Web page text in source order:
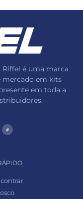
é uma marca
mercado em kits
em toda a